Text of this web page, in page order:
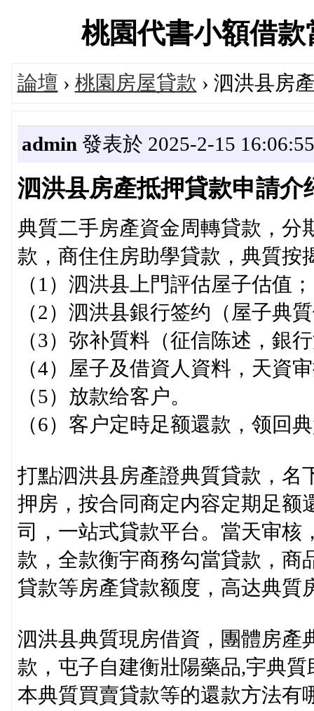
桃園代書小額借
論壇 › 桃園房屋貸款 › 泗洪县房
admin 發表於 2025-2-15 16:06:55
泗洪县房產抵押貸款申請介
典質二手房產資金周轉貸款，分
款，商住住房助學貸款，典質按
（1）泗洪县上門評估屋子估值；
（2）泗洪县銀行签约（屋子典
（3）弥补質料（征信陈述，銀
（4）屋子及借資人資料，天資
（5）放款给客户。
（6）客户定時足额還款，领回
打點泗洪县房產證典質貸款，名
押房，按合同商定内容定期足额
司，一站式貸款平台。當天审核
款，全款衡宇商務勾當貸款，商
貸款等房產貸款额度，高达典質
泗洪县典質現房借資，團體房產
款，屯子自建衡壯陽藥品,宇典
本典質買賣貸款等的還款方法有